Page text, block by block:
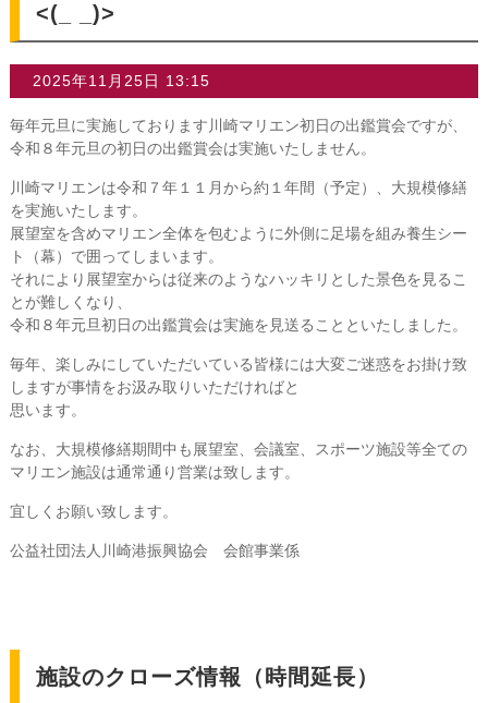
<(_ _)>
2025年11月25日 13:15
毎年元旦に実施しております川崎マリエン初日の出鑑賞会ですが、
令和８年元旦の初日の出鑑賞会は実施いたしません。
川崎マリエンは令和７年１１月から約１年間（予定）、大規模修繕
を実施いたします。
展望室を含めマリエン全体を包むように外側に足場を組み養生シー
ト（幕）で囲ってしまいます。
それにより展望室からは従来のようなハッキリとした景色を見るこ
とが難しくなり、
令和８年元旦初日の出鑑賞会は実施を見送ることといたしました。
毎年、楽しみにしていただいている皆様には大変ご迷惑をお掛け致
しますが事情をお汲み取りいただければと
思います。
なお、大規模修繕期間中も展望室、会議室、スポーツ施設等全ての
マリエン施設は通常通り営業は致します。
宜しくお願い致します。
公益社団法人川崎港振興協会 会館事業係
施設のクローズ情報（時間延長）